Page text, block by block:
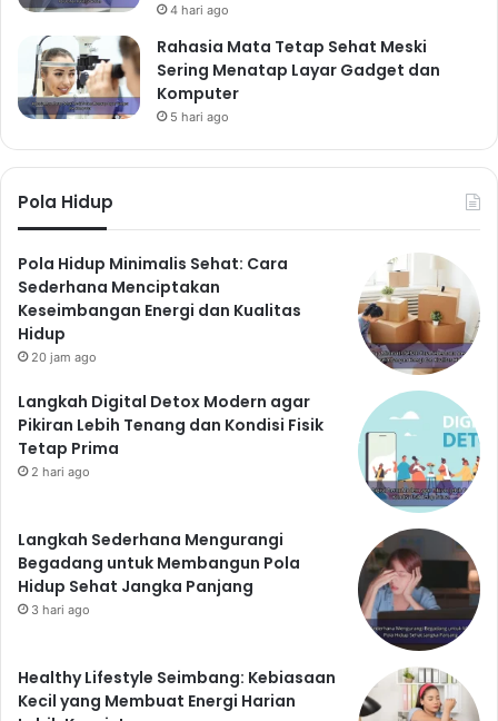
4 hari ago
Rahasia Mata Tetap Sehat Meski
Sering Menatap Layar Gadget dan
Komputer
5 hari ago
Pola Hidup
Pola Hidup Minimalis Sehat: Cara
Sederhana Menciptakan
Keseimbangan Energi dan Kualitas
Hidup
20 jam ago
Langkah Digital Detox Modern agar
Pikiran Lebih Tenang dan Kondisi Fisik
Tetap Prima
2 hari ago
Langkah Sederhana Mengurangi
Begadang untuk Membangun Pola
Hidup Sehat Jangka Panjang
3 hari ago
Healthy Lifestyle Seimbang: Kebiasaan
Kecil yang Membuat Energi Harian